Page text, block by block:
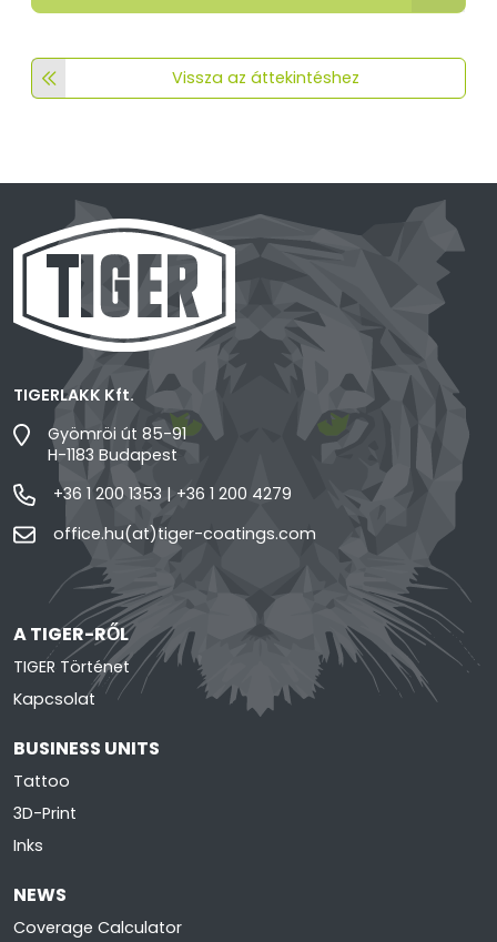
Vissza az áttekintéshez
TIGERLAKK Kft.
Gyömröi út 85-91
H-1183 Budapest
+36 1 200 1353 | +36 1 200 4279
office.hu(at)tiger-coatings.com
A TIGER-RŐL
TIGER Történet
Kapcsolat
BUSINESS UNITS
Tattoo
3D-Print
Inks
NEWS
Coverage Calculator